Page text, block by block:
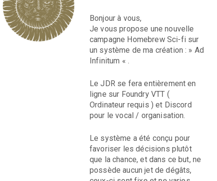
Bonjour à vous,
Je vous propose une nouvelle
campagne Homebrew Sci-fi sur
un système de ma création : » Ad
Infinitum « .
Le JDR se fera entièrement en
ligne sur Foundry VTT (
Ordinateur requis ) et Discord
pour le vocal / organisation.
Le système a été conçu pour
favoriser les décisions plutôt
que la chance, et dans ce but, ne
possède aucun jet de dégâts,